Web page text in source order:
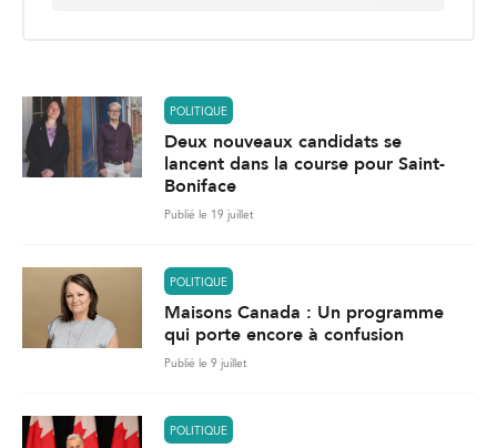
POLITIQUE
Deux nouveaux candidats se
lancent dans la course pour Saint-
Boniface
Publié le 19 juillet
POLITIQUE
Maisons Canada : Un programme
qui porte encore à confusion
Publié le 9 juillet
POLITIQUE